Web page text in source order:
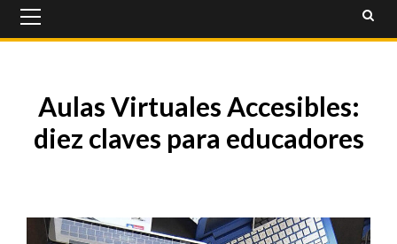
Menu
Aulas Virtuales Accesibles:
diez claves para educadores